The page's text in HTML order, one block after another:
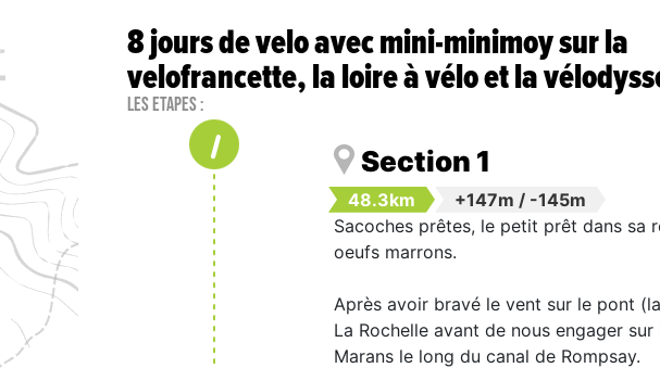
8 jours de velo avec mini-minimoy sur la
velofrancette, la loire à vélo et la
Les étapes :
1 Section 1
48.3km +147m / -145m
Sacoches prêtes, le petit prêt dans sa
oeufs marrons.
Après avoir bravé le vent sur le pont
La Rochelle avant de nous engager
Marans le long du canal de Rompsay.